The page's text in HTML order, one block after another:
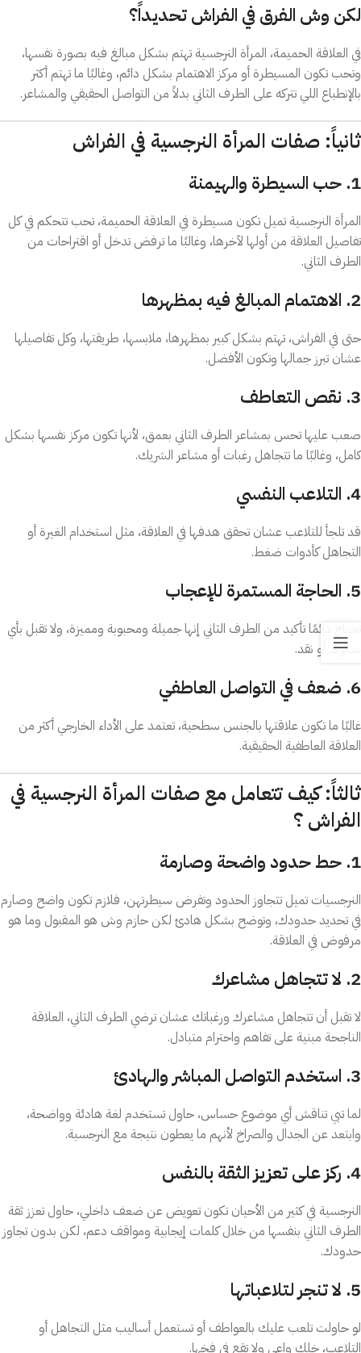
لكن وش الفرق في الفراش تحديداً؟
في العلاقة الحميمة، المرأة النرجسية تهتم بشكل مبالغ فيه بصورة نفسها،
وتحب تكون المسيطرة أو مركز الاهتمام بشكل دائم، وغالبًا ما تهتم أكثر
بالإنطباع اللي تتركه على الطرف الثاني بدلاً من التواصل الحقيقي والمشاعر.
ثانياً: صفات المرأة النرجسية في الفراش
1. حب السيطرة والهيمنة
المرأة النرجسية تميل تكون مسيطرة في العلاقة الحميمة، تحب تتحكم في كل
تفاصيل العلاقة من أولها لآخرها، وغالبًا ما ترفض تدخل أو اقتراحات من
الطرف الثاني.
2. الاهتمام المبالغ فيه بمظهرها
حتى في الفراش، تهتم بشكل كبير بمظهرها، ملابسها، طريقتها، وكل تفاصيلها
عشان تبرز جمالها وتكون الأفضل.
3. نقص التعاطف
صعب عليها تحس بمشاعر الطرف الثاني بعمق، لأنها تكون مركز نفسها بشكل
كامل، وغالبًا ما تتجاهل رغبات أو مشاعر الشريك.
4. التلاعب النفسي
قد تلجأ للتلاعب عشان تحقق هدفها في العلاقة، مثل استخدام الغيرة أو
التجاهل كأدوات ضغط.
5. الحاجة المستمرة للإعجاب
تحتاج دائمًا تأكيد من الطرف الثاني إنها جميلة ومحبوبة ومميزة، ولا تقبل بأي
شكوك أو نقد.
6. ضعف في التواصل العاطفي
غالبًا ما تكون علاقتها بالجنس سطحية، تعتمد على الأداء الخارجي أكثر من
العلاقة العاطفية الحقيقية.
ثالثاً: كيف تتعامل مع صفات المرأة النرجسية في
الفراش ؟
1. حط حدود واضحة وصارمة
النرجسيات تميل تتجاوز الحدود وتفرض سيطرتهن، فلازم تكون واضح وصارم
في تحديد حدودك، وتوضح بشكل هادئ لكن حازم وش هو المقبول وما هو
مرفوض في العلاقة.
2. لا تتجاهل مشاعرك
لا تقبل أن تتجاهل مشاعرك ورغباتك عشان ترضي الطرف الثاني، العلاقة
الناجحة مبنية على تفاهم واحترام متبادل.
3. استخدم التواصل المباشر والهادئ
لما تبي تناقش أي موضوع حساس، حاول تستخدم لغة هادئة وواضحة،
وابتعد عن الجدال والصراخ لأنهم ما يعطون نتيجة مع النرجسية.
4. ركز على تعزيز الثقة بالنفس
النرجسية في كثير من الأحيان تكون تعويض عن ضعف داخلي، حاول تعزز ثقة
الطرف الثاني بنفسها من خلال كلمات إيجابية ومواقف دعم، لكن بدون تجاوز
حدودك.
5. لا تنجر لتلاعباتها
لو حاولت تلعب عليك بالعواطف أو تستعمل أساليب مثل التجاهل أو
التلاعب، خلك واعي ولا تقع في فخها.